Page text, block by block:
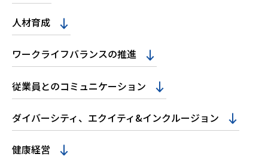
人材育成
ワークライフバランスの推進
従業員とのコミュニケーション
ダイバーシティ、エクイティ&インクルージョン
健康経営